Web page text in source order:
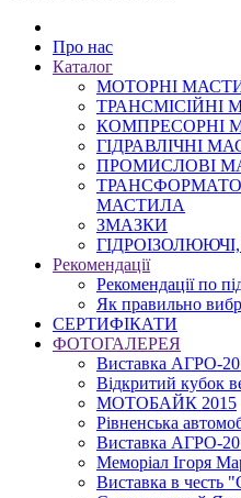
Про нас
Каталог
МОТОРНІ
ТРАНСМІСІЙНІ
КОМПРЕСОРНІ
ГІДРАВЛІЧНІ
ПРОМИСЛОВІ
МАСТИЛА
ЗМАЗКИ
Рекомендації
Рекомендації по
Як правильно
СЕРТИФІКАТИ
ФОТОГАЛЕРЕЯ
Виставка АГРО-
Відкритий кубок
МОТОБАЙК 2015
Рівненська
Виставка АГРО-
Меморіал Ігоря
Виставка в честь